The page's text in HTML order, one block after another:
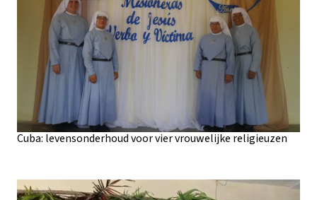
Cuba: levensonderhoud voor vier vrouwelijke religieuzen